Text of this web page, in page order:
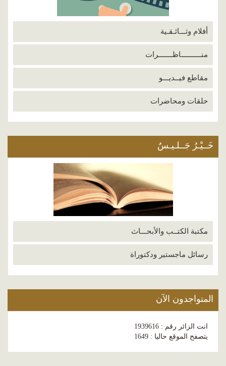
أفلام وثـــائـقـية
منــــــــــاظـــــــرات
مقاطع فيــديـــو
حلقات ومحاضرات
خَــيْـرُ جَــلـيـسٌ
مكتبة الكتــب والأبحـــاث
رسائل ماجستير ودكتوراة
المتواجدون الآن
انت الزائر رقم : 1939616
يتصفح الموقع حاليا : 1649